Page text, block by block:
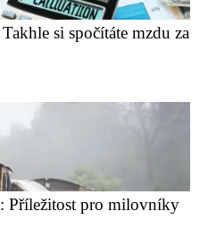
si spočítáte mzdu za
Příležitost pro milovníky